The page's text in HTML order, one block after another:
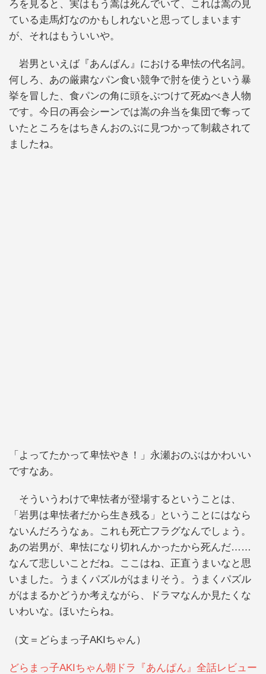
ろを見ると、実はもう嵩は死んでいて、これは嵩の見
ている走馬灯なのかもしれないと思ってしまいます
が、それはもういいや。
岩男といえば『あんぱん』における卑怯の代名詞。
何しろ、あの厳粛なパン食い競争で肘を使うという暴
挙を冒した、食パンの角に頭をぶつけて死ぬべき人物
です。今日の再会シーンでは嵩の弁当を集団で奪って
いたところをはちきんおのぶに見つかって制裁されて
ましたね。
「よってたかって卑怯やき！」永瀬おのぶはかわいい
ですなあ。
そういうわけで卑怯者が登場するということは、
「岩男は卑怯者だから生き残る」ということにはなら
ないんだろうなぁ。これも死亡フラグなんでしょう。
あの岩男が、卑怯になり切れんかったから死んだ……
なんて悲しいことだね。ここはね、正直うまいなと思
いました。うまくパズルがはまりそう。うまくパズル
がはまるかどうか考えながら、ドラマなんか見たくな
いわいな。ほいたらね。
（文＝どらまっ子AKIちゃん）
どらまっ子AKIちゃん朝ドラ『あんぱん』全話レビュー